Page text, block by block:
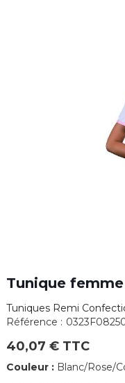
Tunique femme
Tuniques Remi
Référence :
40,07 € TTC
Couleur : Blanc/Rose/